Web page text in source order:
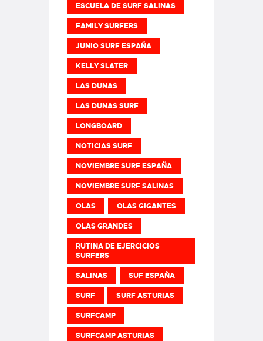
ESCUELA DE SURF SALINAS
FAMILY SURFERS
JUNIO SURF ESPAÑA
KELLY SLATER
LAS DUNAS
LAS DUNAS SURF
LONGBOARD
NOTICIAS SURF
NOVIEMBRE SURF ESPAÑA
NOVIEMBRE SURF SALINAS
OLAS OLAS GIGANTES
OLAS GRANDES
RUTINA DE EJERCICIOS
SURFERS
SALINAS SUF ESPAÑA
SURF SURF ASTURIAS
SURFCAMP
SURFCAMP ASTURIAS